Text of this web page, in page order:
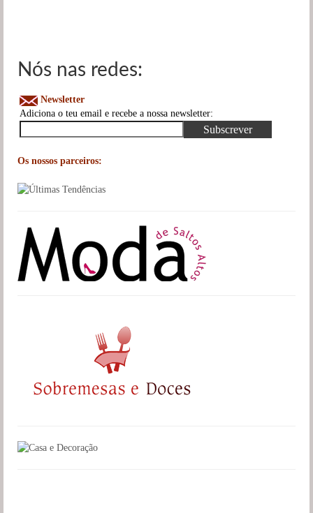
Nós nas redes:
Newsletter
Adiciona o teu email e recebe a nossa newsletter:
Os nossos parceiros: